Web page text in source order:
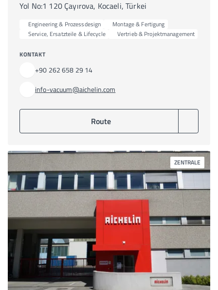
Yol No:1 120 Çayırova, Kocaeli, Türkei
Engineering & Prozessdesign
Montage & Fertigung
Service, Ersatzteile & Lifecycle
Vertrieb & Projektmanagement
KONTAKT
+90 262 658 29 14
info-vacuum@aichelin.com
Route
ZENTRALE